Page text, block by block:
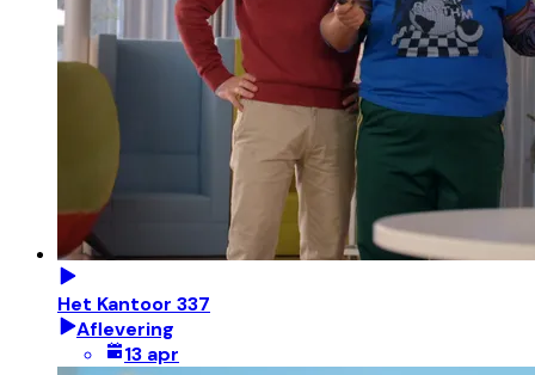
Het Kantoor 337
Aflevering
13 apr